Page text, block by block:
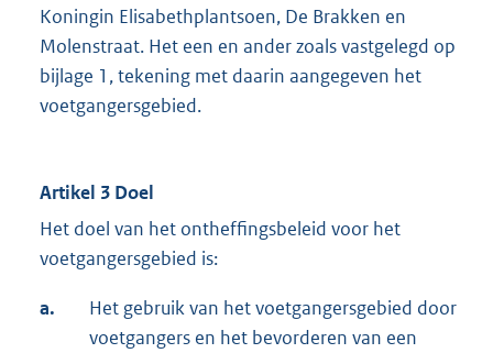
Koningin Elisabethplantsoen, De Brakken en
Molenstraat. Het een en ander zoals vastgelegd op
bijlage 1, tekening met daarin aangegeven het
voetgangersgebied.
Artikel 3 Doel
Het doel van het ontheffingsbeleid voor het
voetgangersgebied is:
a.
Het gebruik van het voetgangersgebied door
voetgangers en het bevorderen van een